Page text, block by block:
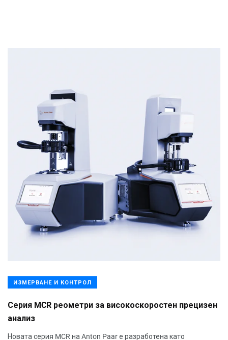
ИЗМЕРВАНЕ И КОНТРОЛ
Серия MCR реометри за високоскоростен прецизен
анализ
Новата серия MCR на Anton Paar е разработена като